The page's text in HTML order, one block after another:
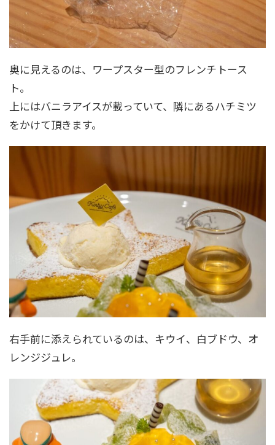
奥に見えるのは、ワープスター型のフレンチトース
ト。
上にはバニラアイスが載っていて、隣にあるハチミツ
をかけて頂きます。
右手前に添えられているのは、キウイ、白ブドウ、オ
レンジジュレ。